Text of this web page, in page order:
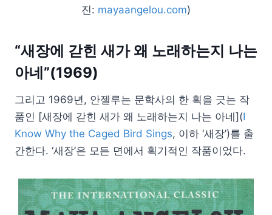
진: mayaangelou.com)
“새장에 갇힌 새가 왜 노래하는지 나는
아네”(1969)
그리고 1969년, 안젤루는 문학사의 한 획을 긋는 작
품인 [새장에 갇힌 새가 왜 노래하는지 나는 아네](I
Know Why the Caged Bird Sings, 이하 ‘새장’)를 출
간한다. ‘새장’은 모든 면에서 획기적인 작품이었다.